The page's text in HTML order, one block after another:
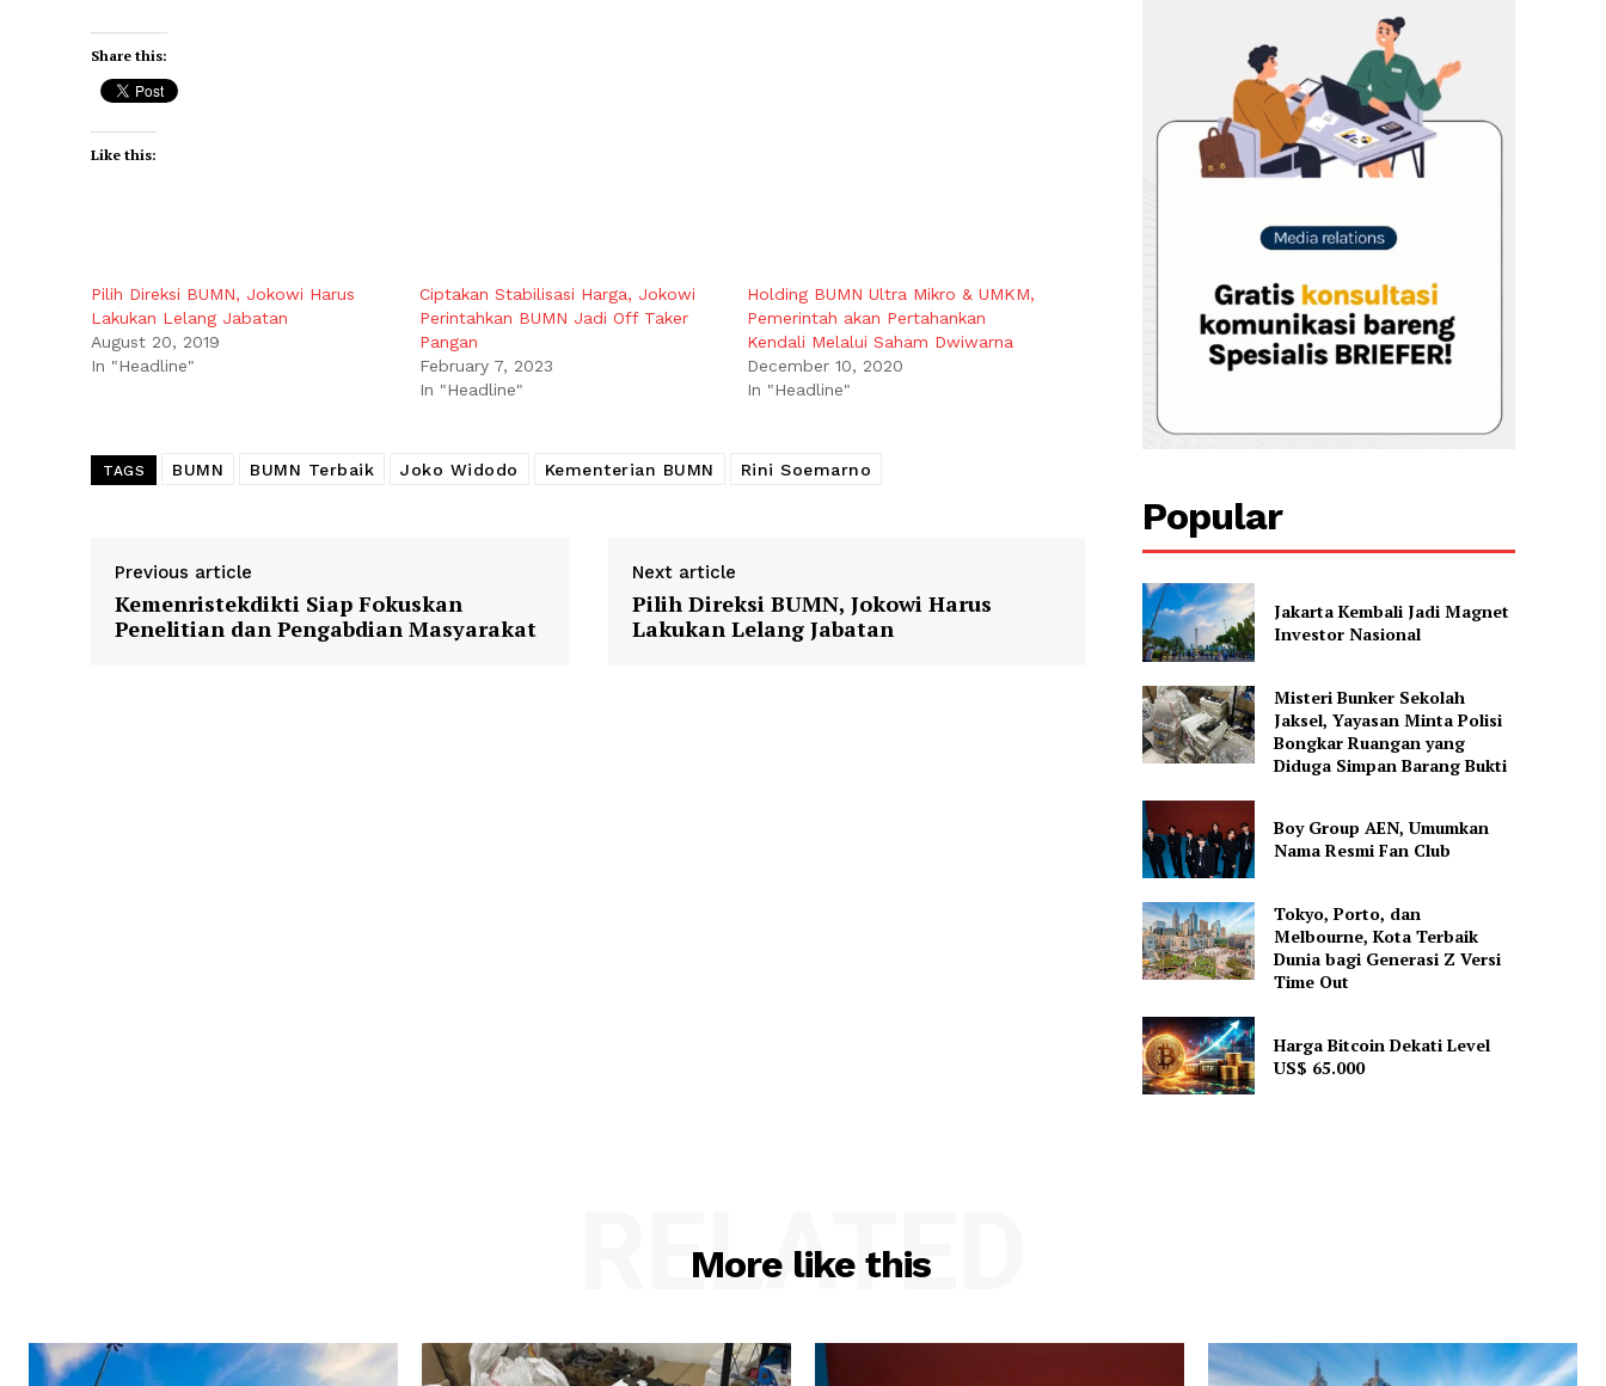
Share this:
Like this:
Pilih Direksi BUMN, Jokowi Harus
Lakukan Lelang Jabatan
August 20, 2019
In "Headline"
Ciptakan Stabilisasi Harga, Jokowi
Perintahkan BUMN Jadi Off Taker
Pangan
February 7, 2023
In "Headline"
Holding BUMN Ultra Mikro & UMKM,
Pemerintah akan Pertahankan
Kendali Melalui Saham Dwiwarna
December 10, 2020
In "Headline"
TAGS BUMN BUMN Terbaik Joko Widodo Kementerian BUMN Rini Soemarno
Previous article
Kemenristekdikti Siap Fokuskan
Penelitian dan Pengabdian Masyarakat
Next article
Pilih Direksi BUMN, Jokowi Harus
Lakukan Lelang Jabatan
Popular
Jakarta Kembali Jadi Magnet
Investor Nasional
Misteri Bunker Sekolah
Jaksel, Yayasan Minta Polisi
Bongkar Ruangan yang
Diduga Simpan Barang Bukti
Boy Group AEN, Umumkan
Nama Resmi Fan Club
Tokyo, Porto, dan
Melbourne, Kota Terbaik
Dunia bagi Generasi Z Versi
Time Out
Harga Bitcoin Dekati Level
US$ 65.000
More like this
RELATED